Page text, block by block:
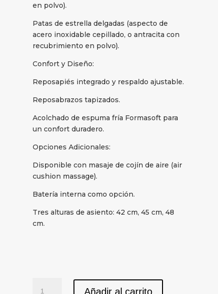
en polvo).
Patas de estrella delgadas (aspecto de
acero inoxidable cepillado, o antracita con
recubrimiento en polvo).
Confort y Diseño:
Reposapiés integrado y respaldo ajustable.
Reposabrazos tapizados.
Acolchado de espuma fría Formasoft para
un confort duradero.
Opciones Adicionales:
Disponible con masaje de cojín de aire (air
cushion massage).
Batería interna como opción.
Tres alturas de asiento: 42 cm, 45 cm, 48
cm.
Añadir al carrito